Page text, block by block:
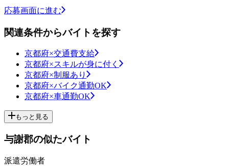
応募画面に進む
関連条件からバイトを探す
京都府×交通費支給
京都府×スキルが身に付く
京都府×制服あり
京都府×バイク通勤OK
京都府×車通勤OK
もっと見る
与謝郡の似たバイト
派遣労働者